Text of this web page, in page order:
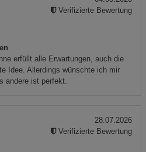
erfüllt alle Erwartungen, auch die
Idee. Allerdings wünschte ich mir
andere ist perfekt.
Verifizierte Bewertung
28.07.2026
Verifizierte Bewertung